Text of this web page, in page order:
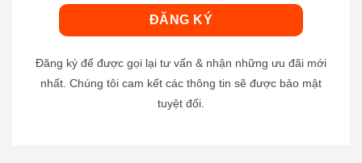
Đăng ký để được gọi lại tư vấn & nhận những ưu đãi mới
nhất. Chúng tôi cam kết các thông tin sẽ được bảo mật
tuyệt đối.